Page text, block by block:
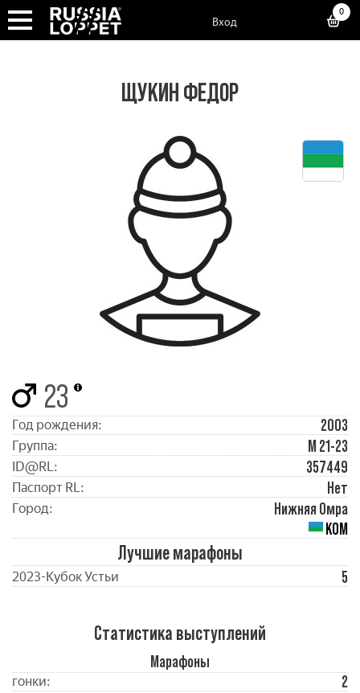
Вход
0
ЩУКИН ФЕДОР
23
Год рождения: 2003
Группа: М 21-23
ID@RL: 357449
Паспорт RL: Нет
Город:
Нижняя Омра
КОМ
Лучшие марафоны
2023-Кубок Устьи 5
Статистика выступлений
Марафоны
гонки: 2